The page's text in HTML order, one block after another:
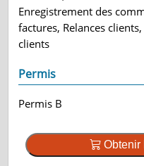
Enregistrement des
factures, Relances
clients
Permis
Permis B
Obtenir